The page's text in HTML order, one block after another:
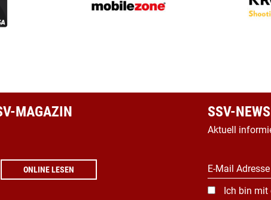
MAGAZIN
ONLINE LESEN
SSV-
Aktuell
E-Mail Adresse
Ich bin mit